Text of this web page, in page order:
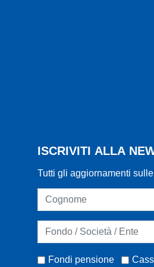
ISCRIVITI ALLA
Tutti gli aggiornamenti
Fondi pensione